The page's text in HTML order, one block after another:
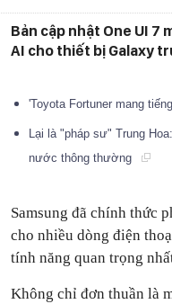
Bản cập nhật One UI 7
AI cho thiết bị Galaxy
'Toyota Fortuner mang
Lại là "pháp sư" Trung
nước thông thường
Samsung đã chính thức
cho nhiều dòng điện
tính năng quan trọng
Không chỉ đơn thuần là